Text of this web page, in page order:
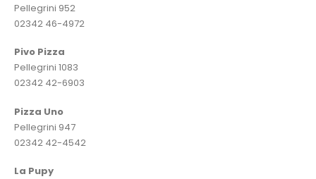
Pellegrini 952
02342 46-4972
Pivo Pizza
Pellegrini 1083
02342 42-6903
Pizza Uno
Pellegrini 947
02342 42-4542
La Pupy